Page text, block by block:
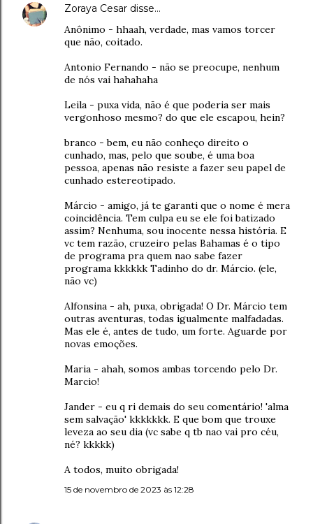
Zoraya Cesar disse…
Anônimo - hhaah, verdade, mas vamos torcer
que não, coitado.
Antonio Fernando - não se preocupe, nenhum
de nós vai hahahaha
Leila - puxa vida, não é que poderia ser mais
vergonhoso mesmo? do que ele escapou, hein?
branco - bem, eu não conheço direito o
cunhado, mas, pelo que soube, é uma boa
pessoa, apenas não resiste a fazer seu papel de
cunhado estereotipado.
Márcio - amigo, já te garanti que o nome é mera
coincidência. Tem culpa eu se ele foi batizado
assim? Nenhuma, sou inocente nessa história. E
vc tem razão, cruzeiro pelas Bahamas é o tipo
de programa pra quem nao sabe fazer
programa kkkkkk Tadinho do dr. Márcio. (ele,
não vc)
Alfonsina - ah, puxa, obrigada! O Dr. Márcio tem
outras aventuras, todas igualmente malfadadas.
Mas ele é, antes de tudo, um forte. Aguarde por
novas emoções.
Maria - ahah, somos ambas torcendo pelo Dr.
Marcio!
Jander - eu q ri demais do seu comentário! 'alma
sem salvação' kkkkkkk. E que bom que trouxe
leveza ao seu dia (vc sabe q tb nao vai pro céu,
né? kkkkk)
A todos, muito obrigada!
15 de novembro de 2023 às 12:28